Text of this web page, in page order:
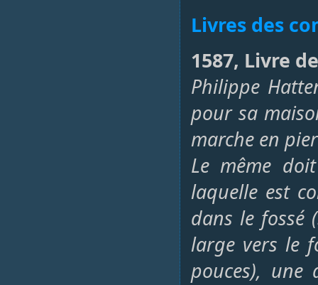
Livres des
1587, Livre
Philippe
pour sa
marche en
Le même
laquelle est
dans le fossé
large vers le
pouces),